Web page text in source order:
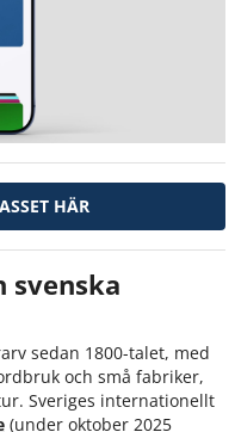
HÄR
svenska
sedan 1800-talet, med
och små fabriker,
Sveriges internationellt
(under oktober 2025